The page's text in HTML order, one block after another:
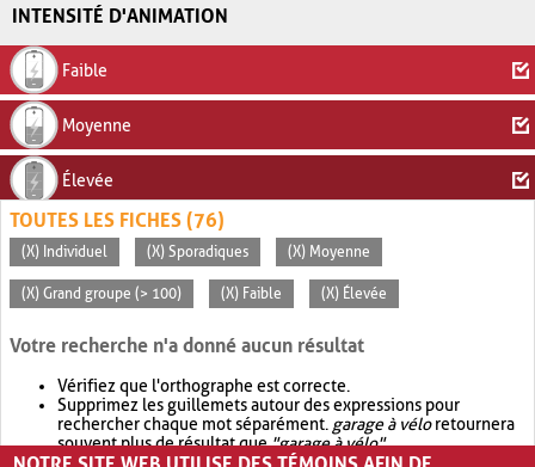
INTENSITÉ D'ANIMATION
Faible
Moyenne
Élevée
TOUTES LES FICHES (76)
(X) Individuel (X) Sporadiques (X) Moyenne
(X) Grand groupe (> 100) (X) Faible (X) Élevée
Votre recherche n'a donné aucun résultat
Vérifiez que l'orthographe est correcte.
Supprimez les guillemets autour des expressions pour
rechercher chaque mot séparément. garage à véloretournera
souvent plus de résultat que"garage à vélo".
Envisagez d'élargir votre recherche avec OR.garage OR vélo